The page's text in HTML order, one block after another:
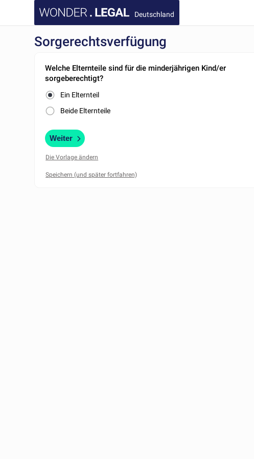
Deutschland
Sorgerechtsverfügung
Welche Elternteile sind für die minderjährigen Kind/er
sorgeberechtigt?
Ein Elternteil
Beide Elternteile
Weiter
Die Vorlage ändern